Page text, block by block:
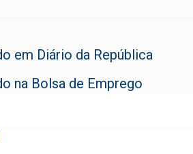
em Diário da República
na Bolsa de Emprego